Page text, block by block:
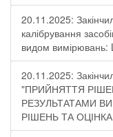
20.11.2025:
калібрування
видом
20.11.2025:
"ПРИЙНЯТТЯ
РЕЗУЛЬТАТАМИ
РІШЕНЬ ТА